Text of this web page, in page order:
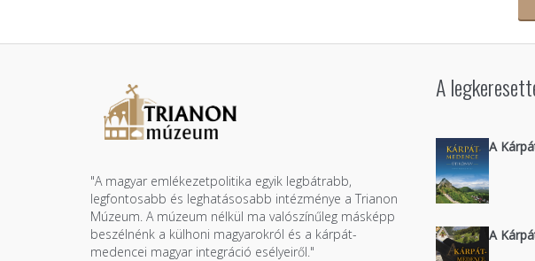
"A magyar emlékezetpolitika egyik legbátrabb,
legfontosabb és leghatásosabb intézménye a Trianon
Múzeum. A múzeum nélkül ma valószínűleg másképp
beszélnénk a külhoni magyarokról és a kárpát-
medencei magyar integráció esélyeiről."
A
A
A